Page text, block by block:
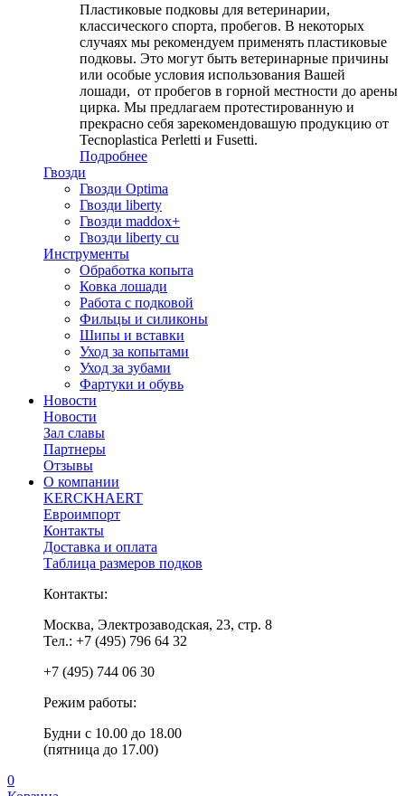
Пластиковые подковы для ветеринарии,
классического спорта, пробегов. В некоторых
случаях мы рекомендуем применять пластиковые
подковы. Это могут быть ветеринарные причины
или особые условия использования Вашей
лошади, от пробегов в горной местности до арены
цирка. Мы предлагаем протестированную и
прекрасно себя зарекомендовашую продукцию от
Tecnoplastica Perletti и Fusetti.
Подробнее
Гвозди
Гвозди Optima
Гвозди liberty
Гвозди maddox+
Гвозди liberty cu
Инструменты
Обработка копыта
Ковка лошади
Работа с подковой
Фильцы и силиконы
Шипы и вставки
Уход за копытами
Уход за зубами
Фартуки и обувь
Новости
Новости
Зал славы
Партнеры
Отзывы
О компании
KERCKHAERT
Евроимпорт
Контакты
Доставка и оплата
Таблица размеров подков
Контакты:
Москва, Электрозаводская, 23, стр. 8
Тел.: +7 (495) 796 64 32
+7 (495) 744 06 30
Режим работы:
Будни с 10.00 до 18.00
(пятница до 17.00)
0